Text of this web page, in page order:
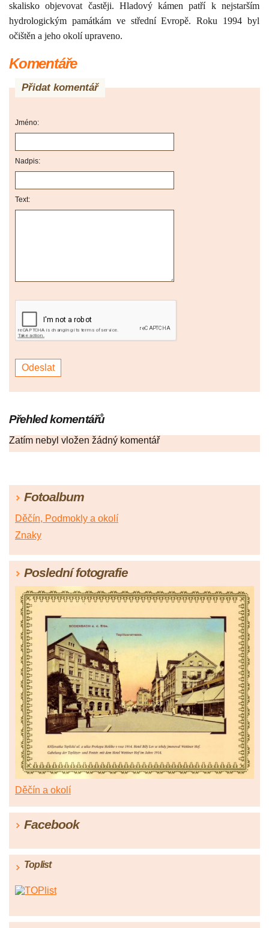
skalisko objevovat častěji. Hladový kámen patří k nejstarším
hydrologickým památkám ve střední Evropě. Roku 1994 byl
očištěn a jeho okolí upraveno.
Komentáře
Přidat komentář
Jméno:
Nadpis:
Text:
Přehled komentářů
Zatím nebyl vložen žádný komentář
Fotoalbum
Děčín, Podmokly a okolí
Znaky
Poslední fotografie
Děčín a okolí
Facebook
Toplist